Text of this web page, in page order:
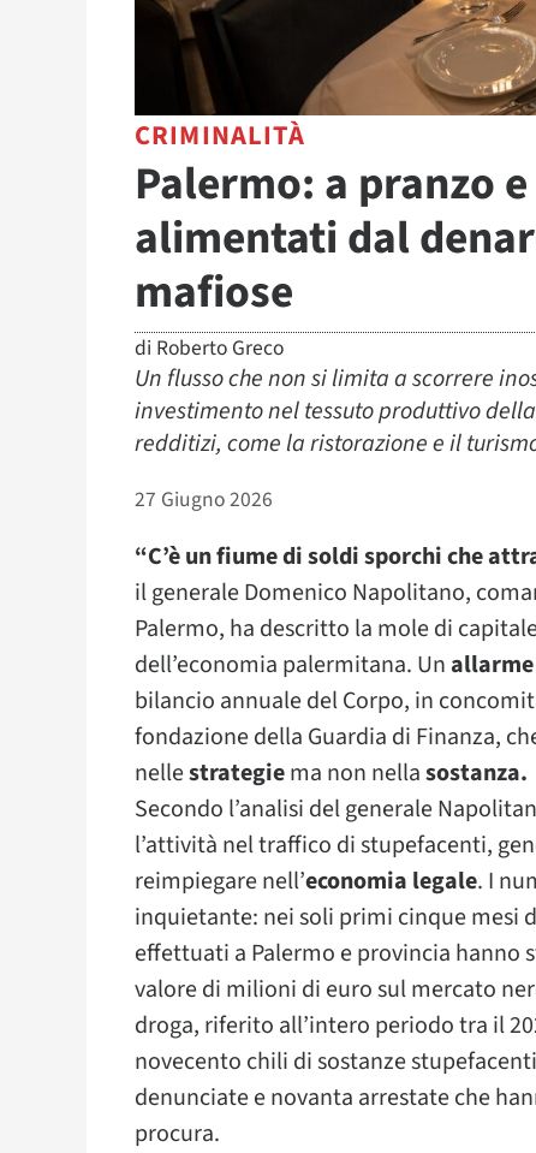
CRIMINALITÀ
Palermo: a pranzo
alimentati dal
mafiose
di Roberto Greco
Un flusso che non si limita a scorrere
investimento nel tessuto produttivo
redditizi, come la ristorazione e il
27 Giugno 2026
“C’è un fiume di soldi sporchi che
il generale Domenico Napolitano,
Palermo, ha descritto la mole di
dell’economia palermitana. Unallarme
bilancio annuale del Corpo, in
fondazione della Guardia di Finanza,
nellestrategiema non nellasostanza.
Secondo l’analisi del generale
l’attività nel traffico di stupefacenti,
reimpiegare nell’economia legale. I
inquietante: nei soli primi cinque mesi
effettuati a Palermo e provincia hanno
valore di milioni di euro sul mercato
droga, riferito all’intero periodo tra il
novecento chili di sostanze
denunciate e novanta arrestate che
procura.